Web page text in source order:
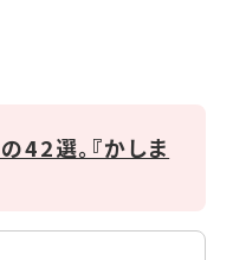
42選。『かしま